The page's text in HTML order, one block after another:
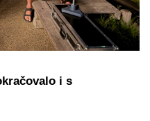
i s